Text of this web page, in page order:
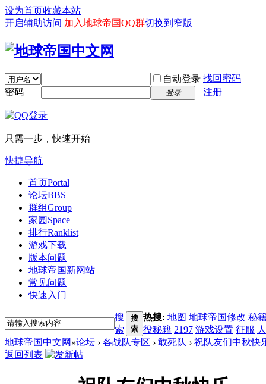
设为首页收藏本站
开启辅助访问 加入地球帝国QQ群切换到窄版
自动登录 找回密码
密码
登录 注册
只需一步，快速开始
快捷导航
首页Portal
论坛BBS
群组Group
家园 Space
排行Ranklist
游戏下载
版本问题
地球帝国新网站
常见问题
快速入门
搜
索
搜
索
热搜: 地图 地球帝国修改 秘
役秘籍 2197 游戏设置 征服
地球帝国中文网 »论坛 › 各战队专区 › 敢死队 › 祝队友们中秋快
返回列表